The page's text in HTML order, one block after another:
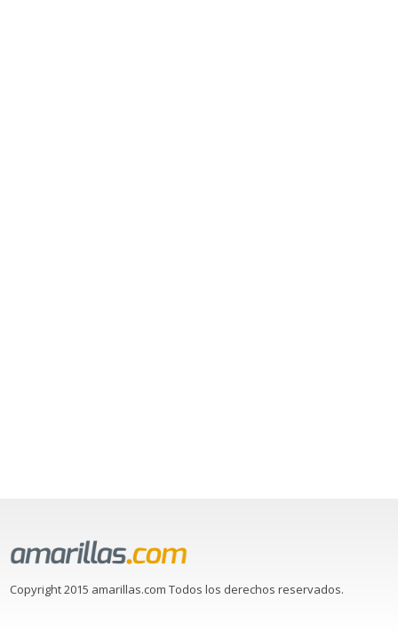
Copyright 2015 amarillas.com Todos los derechos reservados.